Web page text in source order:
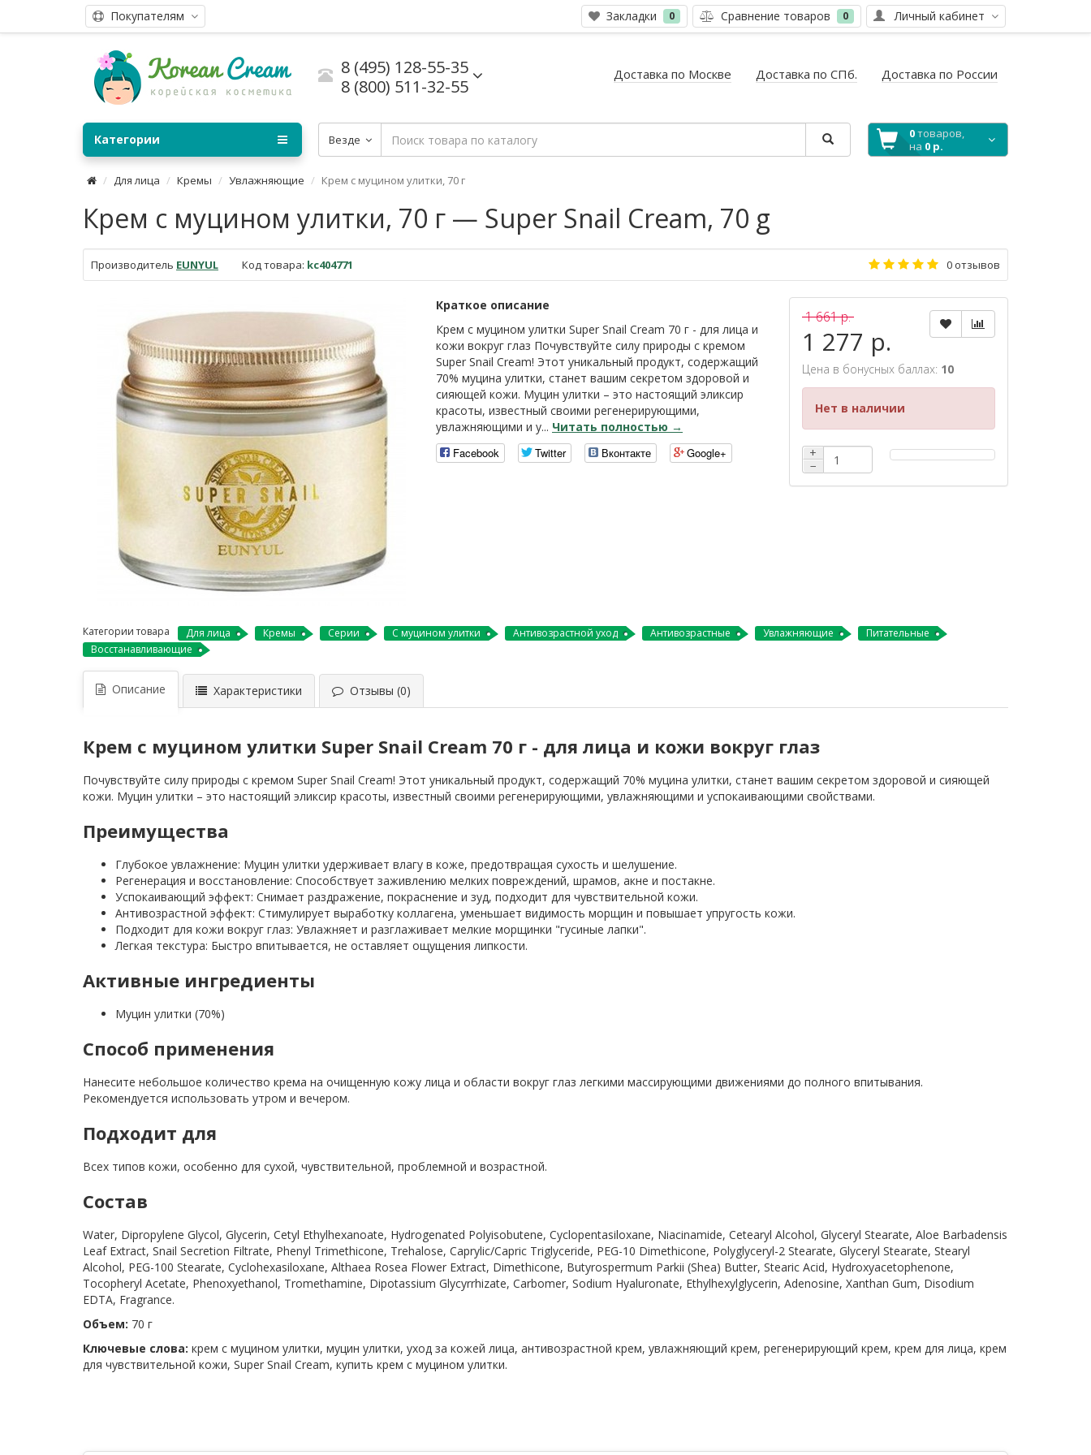
Личный кабинет
Покупателям Закладки 0 Сравнение товаров 0
8 (495) 128-55-35
8 (800) 511-32-55
Доставка по Москве Доставка по СПб. Доставка по России
Везде 0товаров,
на 0 р.
Категории
Для лица Кремы Увлажняющие Крем с муцином улитки, 70 г
Крем с муцином улитки, 70 г — Super Snail Cream, 70 g
Производитель EUNYUL Код товара: kc404771 0 отзывов
Краткое описание
Крем с муцином улитки Super Snail Cream 70 г - для лица и
кожи вокруг глаз Почувствуйте силу природы с кремом
Super Snail Cream! Этот уникальный продукт, содержащий
70% муцина улитки, станет вашим секретом здоровой и
сияющей кожи. Муцин улитки – это настоящий эликсир
красоты, известный своими регенерирующими,
увлажняющими и у... Читать полностью →
Facebook
Twitter Вконтакте Google+
1 661 р.
1 277 р.
Цена в бонусных баллах: 10
Нет в наличии
+
−
Категории товара Для лица Кремы Серии С муцином улитки Антивозрастной уход Антивозрастные Увлажняющие
Питательные
Восстанавливающие
Описание Характеристики Отзывы (0)
Крем с муцином улитки Super Snail Cream 70 г - для лица и кожи вокруг глаз
Почувствуйте силу природы с кремом Super Snail Cream! Этот уникальный продукт, содержащий 70% муцина улитки, станет вашим секретом здоровой и сияющей
кожи. Муцин улитки – это настоящий эликсир красоты, известный своими регенерирующими, увлажняющими и успокаивающими свойствами.
Преимущества
Глубокое увлажнение: Муцин улитки удерживает влагу в коже, предотвращая сухость и шелушение.
Регенерация и восстановление: Способствует заживлению мелких повреждений, шрамов, акне и постакне.
Успокаивающий эффект: Снимает раздражение, покраснение и зуд, подходит для чувствительной кожи.
Антивозрастной эффект: Стимулирует выработку коллагена, уменьшает видимость морщин и повышает упругость кожи.
Подходит для кожи вокруг глаз: Увлажняет и разглаживает мелкие морщинки "гусиные лапки".
Легкая текстура: Быстро впитывается, не оставляет ощущения липкости.
Активные ингредиенты
Муцин улитки (70%)
Способ применения
Нанесите небольшое количество крема на очищенную кожу лица и области вокруг глаз легкими массирующими движениями до полного впитывания.
Рекомендуется использовать утром и вечером.
Подходит для
Всех типов кожи, особенно для сухой, чувствительной, проблемной и возрастной.
Состав
Water, Dipropylene Glycol, Glycerin, Cetyl Ethylhexanoate, Hydrogenated Polyisobutene, Cyclopentasiloxane, Niacinamide, Cetearyl Alcohol, Glyceryl Stearate, Aloe Barbadensis
Leaf Extract, Snail Secretion Filtrate, Phenyl Trimethicone, Trehalose, Caprylic/Capric Triglyceride, PEG-10 Dimethicone, Polyglyceryl-2 Stearate, Glyceryl Stearate, Stearyl
Alcohol, PEG-100 Stearate, Cyclohexasiloxane, Althaea Rosea Flower Extract, Dimethicone, Butyrospermum Parkii (Shea) Butter, Stearic Acid, Hydroxyacetophenone,
Tocopheryl Acetate, Phenoxyethanol, Tromethamine, Dipotassium Glycyrrhizate, Carbomer, Sodium Hyaluronate, Ethylhexylglycerin, Adenosine, Xanthan Gum, Disodium
EDTA, Fragrance.
Объем: 70 г
Ключевые слова: крем с муцином улитки, муцин улитки, уход за кожей лица, антивозрастной крем, увлажняющий крем, регенерирующий крем, крем для лица, крем
для чувствительной кожи, Super Snail Cream, купить крем с муцином улитки.